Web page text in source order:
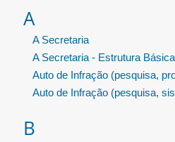
A
A Secretaria
A Secretaria - Estrutura Básica
Auto de Infração (pesquisa,
Auto de Infração (pesquisa,
B